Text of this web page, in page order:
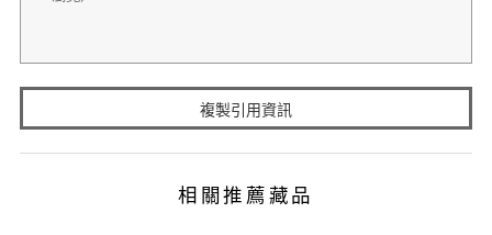
複製引用資訊
相關推薦藏品